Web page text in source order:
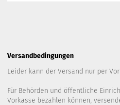
Versandbedingungen
Leider kann der Versand nur per
Für Behörden und öffentliche
Vorkasse bezahlen können,